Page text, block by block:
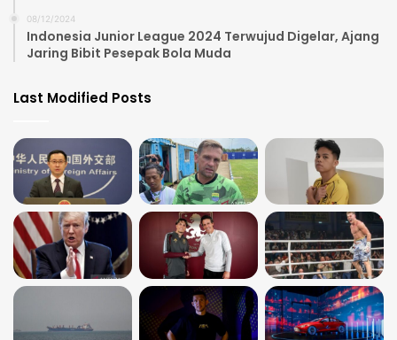
08/12/2024
Indonesia Junior League 2024 Terwujud Digelar, Ajang
Jaring Bibit Pesepak Bola Muda
Last Modified Posts